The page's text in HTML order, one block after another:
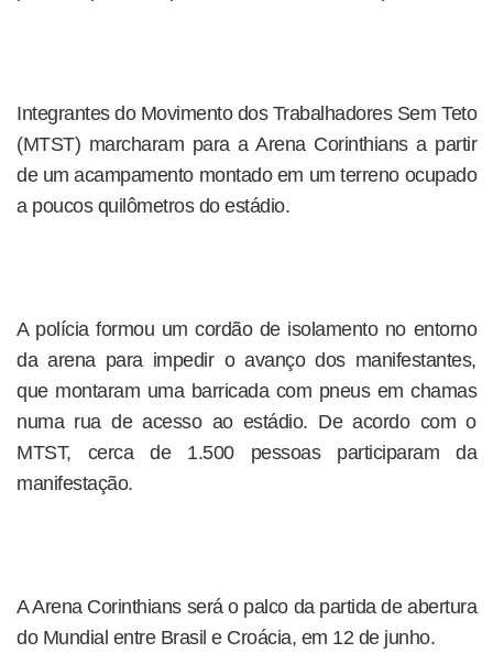
Integrantes do Movimento dos Trabalhadores Sem Teto
(MTST) marcharam para a Arena Corinthians a partir
de um acampamento montado em um terreno ocupado
a poucos quilômetros do estádio.
A polícia formou um cordão de isolamento no entorno
da arena para impedir o avanço dos manifestantes,
que montaram uma barricada com pneus em chamas
numa rua de acesso ao estádio. De acordo com o
MTST, cerca de 1.500 pessoas participaram da
manifestação.
A Arena Corinthians será o palco da partida de abertura
do Mundial entre Brasil e Croácia, em 12 de junho.